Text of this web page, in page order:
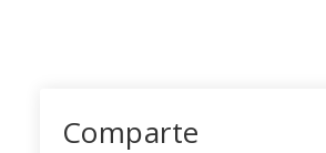
Comparte